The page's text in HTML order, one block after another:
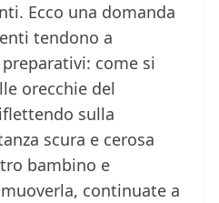
Ecco una domanda
tendono a
come si
orecchie del
sulla
scura e cerosa
bambino e
continuate a